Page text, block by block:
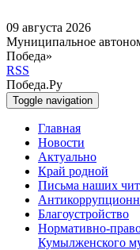
09 августа 2026
Муниципальное
Победа»
RSS
Победа.Ру
Toggle navigation
Главная
Новости
Актуально
Край родной
Письма наших
Благоустройство
Нормативно-
Кумылженского